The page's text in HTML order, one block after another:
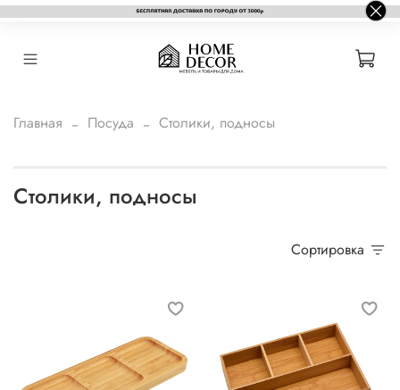
Главная Посуда Столики, подносы
Столики, подносы
Сортировка